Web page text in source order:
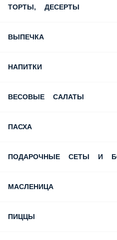
ТОРТЫ, ДЕСЕРТЫ
ВЫПЕЧКА
НАПИТКИ
ВЕСОВЫЕ САЛАТЫ
ПАСХА
ПОДАРОЧНЫЕ СЕТЫ И БОКСЫ
МАСЛЕНИЦА
ПИЦЦЫ